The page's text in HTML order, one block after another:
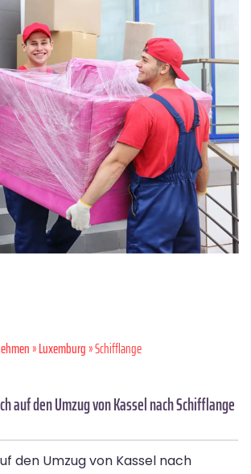
»Luxemburg» Schifflange
auf den Umzug von Kassel nach Schifflange
den Umzug von Kassel nach